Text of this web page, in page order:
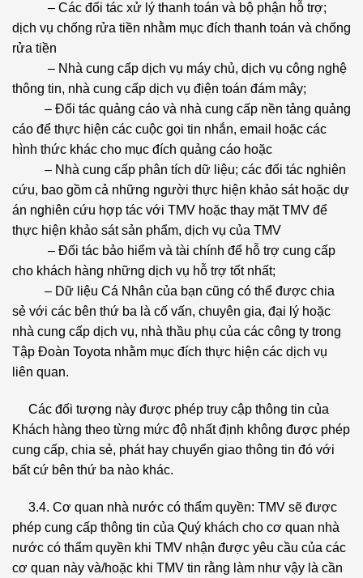
– Các đối tác xử lý thanh toán và bộ phận hỗ trợ;
dịch vụ chống rửa tiền nhằm mục đích thanh toán và chống
rửa tiền
– Nhà cung cấp dịch vụ máy chủ, dịch vụ công nghệ
thông tin, nhà cung cấp dịch vụ điện toán đám mây;
– Đối tác quảng cáo và nhà cung cấp nền tảng quảng
cáo để thực hiện các cuộc gọi tin nhắn, email hoặc các
hình thức khác cho mục đích quảng cáo hoặc
– Nhà cung cấp phân tích dữ liệu; các đối tác nghiên
cứu, bao gồm cả những người thực hiện khảo sát hoặc dự
án nghiên cứu hợp tác với TMV hoặc thay mặt TMV để
thực hiện khảo sát sản phẩm, dịch vụ của TMV
– Đối tác bảo hiểm và tài chính để hỗ trợ cung cấp
cho khách hàng những dịch vụ hỗ trợ tốt nhất;
– Dữ liệu Cá Nhân của bạn cũng có thể được chia
sẻ với các bên thứ ba là cố vấn, chuyên gia, đại lý hoặc
nhà cung cấp dịch vụ, nhà thầu phụ của các công ty trong
Tập Đoàn Toyota nhằm mục đích thực hiện các dịch vụ
liên quan.
Các đối tượng này được phép truy cập thông tin của
Khách hàng theo từng mức độ nhất định không được phép
cung cấp, chia sẻ, phát hay chuyển giao thông tin đó với
bất cứ bên thứ ba nào khác.
3.4. Cơ quan nhà nước có thẩm quyền: TMV sẽ được
phép cung cấp thông tin của Quý khách cho cơ quan nhà
nước có thẩm quyền khi TMV nhận được yêu cầu của các
cơ quan này và/hoặc khi TMV tin rằng làm như vậy là cần